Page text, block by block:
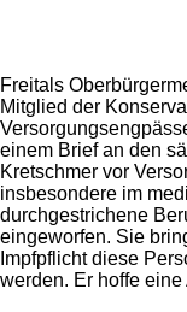
Freitals
Mitglied der
einem Brief an den
Kretschmer vor
insbesondere im
durchgestrichene
eingeworfen. Sie
Impfpflicht diese
werden. Er hoffe